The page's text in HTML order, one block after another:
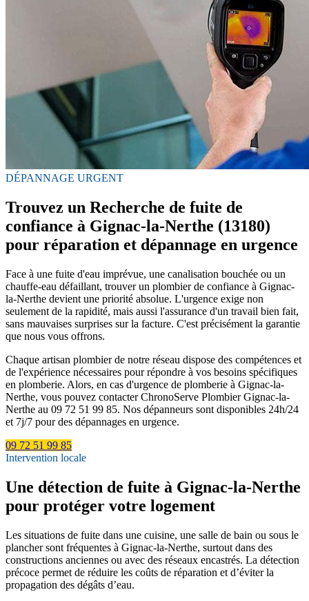
DÉPANNAGE URGENT
Trouvez un Recherche de fuite de
confiance à Gignac-la-Nerthe (13180)
pour réparation et dépannage en urgence
Face à une fuite d'eau imprévue, une canalisation bouchée ou un
chauffe-eau défaillant, trouver un plombier de confiance à Gignac-
la-Nerthe devient une priorité absolue. L'urgence exige non
seulement de la rapidité, mais aussi l'assurance d'un travail bien fait,
sans mauvaises surprises sur la facture. C'est précisément la garantie
que nous vous offrons.
Chaque artisan plombier de notre réseau dispose des compétences et
de l'expérience nécessaires pour répondre à vos besoins spécifiques
en plomberie. Alors, en cas d'urgence de plomberie à Gignac-la-
Nerthe, vous pouvez contacter ChronoServe Plombier Gignac-la-
Nerthe au 09 72 51 99 85. Nos dépanneurs sont disponibles 24h/24
et 7j/7 pour des dépannages en urgence.
09 72 51 99 85
Intervention locale
Une détection de fuite à Gignac-la-Nerthe
pour protéger votre logement
Les situations de fuite dans une cuisine, une salle de bain ou sous le
plancher sont fréquentes à Gignac-la-Nerthe, surtout dans des
constructions anciennes ou avec des réseaux encastrés. La détection
précoce permet de réduire les coûts de réparation et d’éviter la
propagation des dégâts d’eau.